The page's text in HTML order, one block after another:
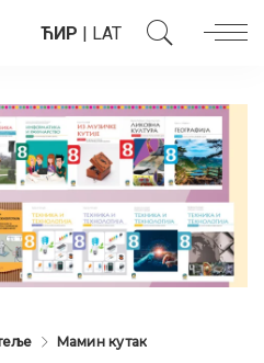
ЋИР | LAT
Мамин кутак